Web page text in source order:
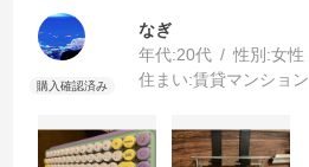
なぎ
年代:20代 性別:女性
住まい:賃貸マンション